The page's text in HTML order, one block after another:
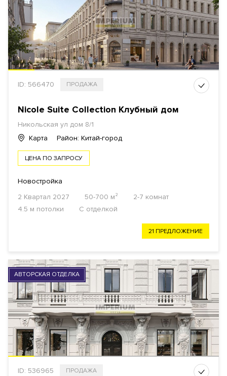
ID: 566470 ПРОДАЖА
Nicole Suite Collection Клубный дом
Никольская ул дом 8/1
Карта
Район: Китай-город
ЦЕНА ПО ЗАПРОСУ
Новостройка
2 Квартал 2027
50-700 м²
2-7 комнат
4.5 м потолки
С отделкой
21 ПРЕДЛОЖЕНИЕ
АВТОРСКАЯ ОТДЕЛКА
ID: 536965 ПРОДАЖА